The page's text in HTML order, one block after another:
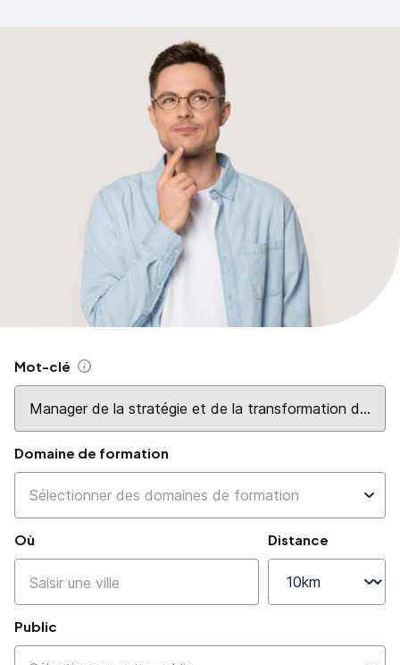
Mot-clé Aide
Domaine de formation
Où Distance
Public